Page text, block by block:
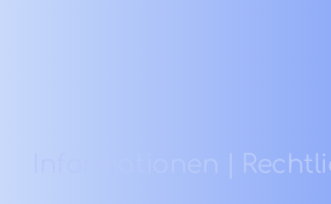
Informationen |